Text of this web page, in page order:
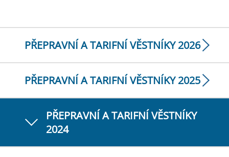
PŘEPRAVNÍ A TARIFNÍ VĚSTNÍKY 2026
PŘEPRAVNÍ A TARIFNÍ VĚSTNÍKY 2025
PŘEPRAVNÍ A TARIFNÍ VĚSTNÍKY
2024